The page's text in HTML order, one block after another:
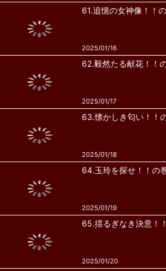
61.追憶の女神像！！
2025/01/16
62.毅然たる献花！！
2025/01/17
63.懐かしき匂い！！
2025/01/18
64.玉玲を探せ！！の
2025/01/19
65.揺るぎなき決意！
2025/01/20